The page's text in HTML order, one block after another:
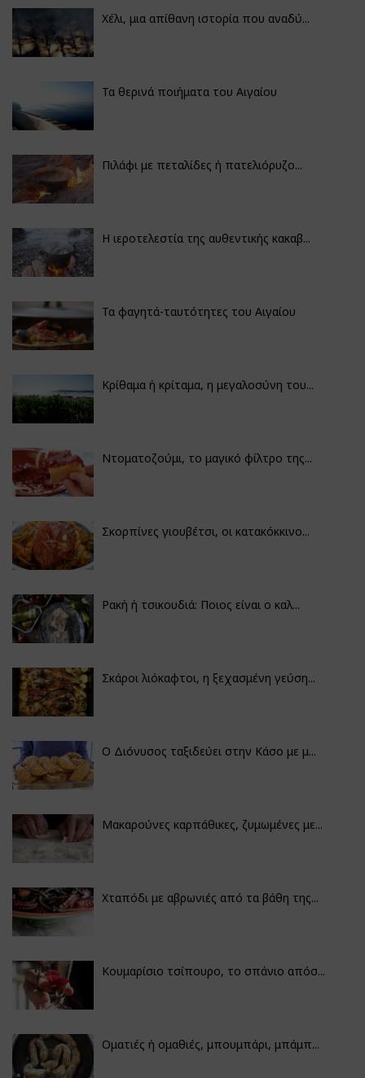
Χέλι, μια απίθανη ιστορία που αναδύ...
Τα θερινά ποιήματα του Αιγαίου
Πιλάφι με πεταλίδες ή πατελιόρυζο...
Η ιεροτελεστία της αυθεντικής κακαβ...
Τα φαγητά-ταυτότητες του Αιγαίου
Κρίθαμα ή κρίταμα, η μεγαλοσύνη του...
Ντοματοζούμι, το μαγικό φίλτρο της...
Σκορπίνες γιουβέτσι, οι κατακόκκινο...
Ρακή ή τσικουδιά: Ποιος είναι ο καλ...
Σκάροι λιόκαφτοι, η ξεχασμένη γεύση...
Ο Διόνυσος ταξιδεύει στην Κάσο με μ...
Μακαρούνες καρπάθικες, ζυμωμένες με...
Χταπόδι με αβρωνιές από τα βάθη της...
Κουμαρίσιο τσίπουρο, το σπάνιο απόσ...
Οματιές ή ομαθιές, μπουμπάρι, μπάμπ...